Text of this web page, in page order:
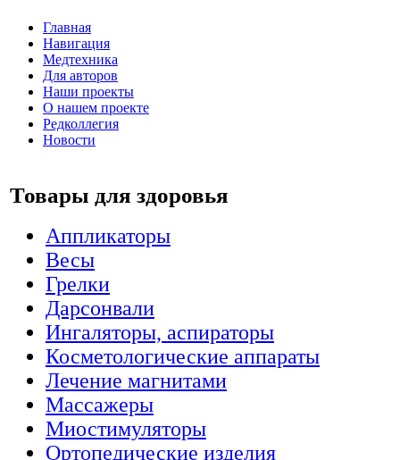
Главная
Навигация
Медтехника
Для авторов
Наши проекты
О нашем проекте
Редколлегия
Новости
Товары для здоровья
Аппликаторы
Весы
Грелки
Дарсонвали
Ингаляторы, аспираторы
Косметологические аппараты
Лечение магнитами
Массажеры
Миостимуляторы
Ортопедические изделия